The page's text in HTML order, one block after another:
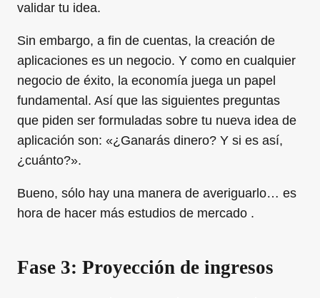
validar tu idea.
Sin embargo, a fin de cuentas, la creación de
aplicaciones es un negocio. Y como en cualquier
negocio de éxito, la economía juega un papel
fundamental. Así que las siguientes preguntas
que piden ser formuladas sobre tu nueva idea de
aplicación son: «¿Ganarás dinero? Y si es así,
¿cuánto?».
Bueno, sólo hay una manera de averiguarlo… es
hora de hacer más estudios de mercado .
Fase 3: Proyección de ingresos